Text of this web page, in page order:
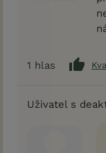
1 hlas
Uživatel s